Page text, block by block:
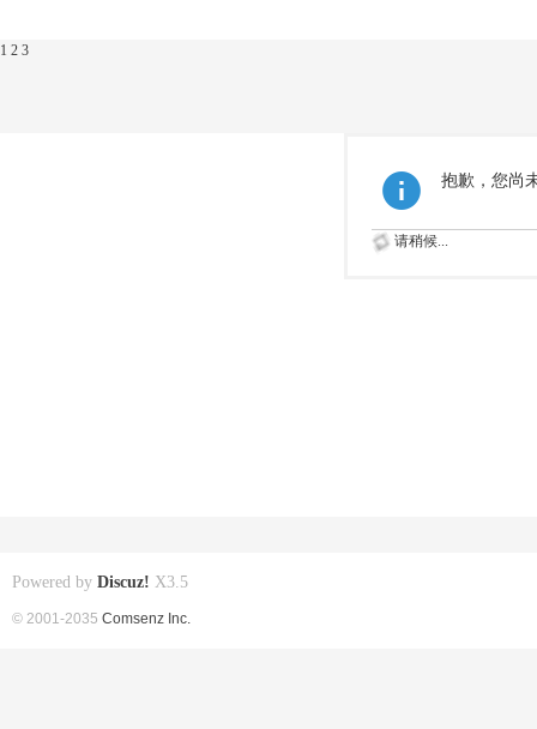
1 2 3
抱歉，您尚
请稍候...
Powered by Discuz! X3.5
© 2001-2035 Comsenz Inc.